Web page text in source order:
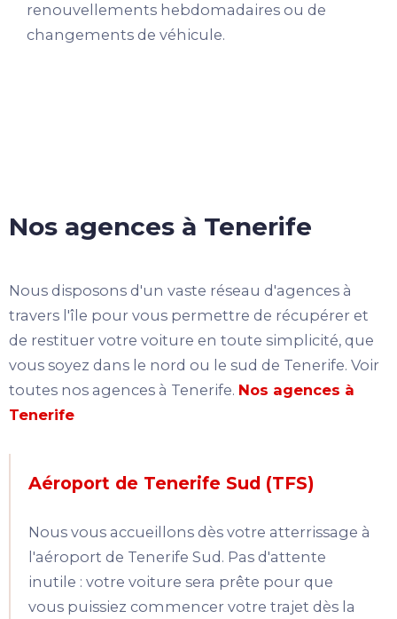
renouvellements hebdomadaires ou de
changements de véhicule.
Nos agences à Tenerife
Nous disposons d'un vaste réseau d'agences à
travers l'île pour vous permettre de récupérer et
de restituer votre voiture en toute simplicité, que
vous soyez dans le nord ou le sud de Tenerife. Voir
toutes nos agences à Tenerife. Nos agences à
Tenerife
Aéroport de Tenerife Sud (TFS)
Nous vous accueillons dès votre atterrissage à
l'aéroport de Tenerife Sud. Pas d'attente
inutile : votre voiture sera prête pour que
vous puissiez commencer votre trajet dès la